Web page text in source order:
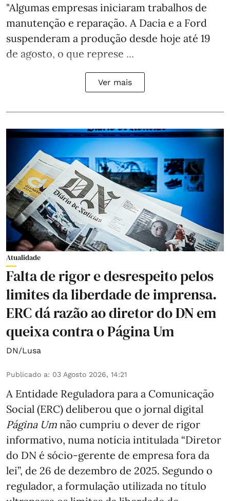
"Algumas empresas iniciaram trabalhos de
manutenção e reparação. A Dacia e a Ford
suspenderam a produção desde hoje até 19
de agosto, o que represe ...
Ver mais
Atualidade
Falta de rigor e desrespeito pelos
limites da liberdade de imprensa.
ERC dá razão ao diretor do DN em
queixa contra o Página Um
DN/Lusa
Publicado a: 03 Agosto 2026, 14:21
A Entidade Reguladora para a Comunicação
Social (ERC) deliberou que o jornal digital
Página Um não cumpriu o dever de rigor
informativo, numa notícia intitulada “Diretor
do DN é sócio‑gerente de empresa fora da
lei”, de 26 de dezembro de 2025. Segundo o
regulador, a formulação utilizada no título